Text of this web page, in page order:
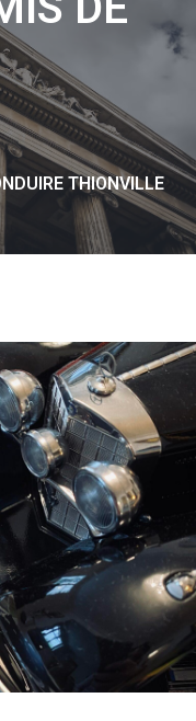
THIONVILLE